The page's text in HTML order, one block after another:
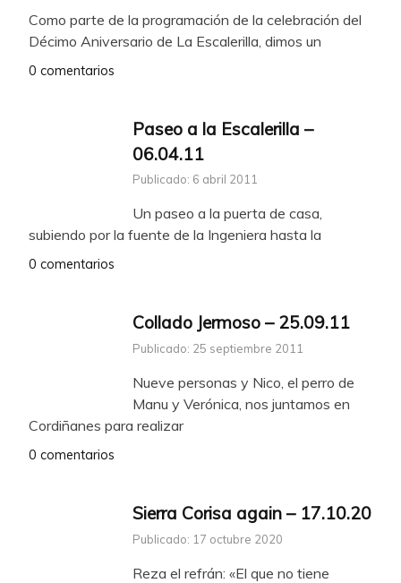
Como parte de la programación de la celebración del
Décimo Aniversario de La Escalerilla, dimos un
0 comentarios
Paseo a la Escalerilla –
06.04.11
Publicado: 6 abril 2011
Un paseo a la puerta de casa,
subiendo por la fuente de la Ingeniera hasta la
0 comentarios
Collado Jermoso – 25.09.11
Publicado: 25 septiembre 2011
Nueve personas y Nico, el perro de
Manu y Verónica, nos juntamos en
Cordiñanes para realizar
0 comentarios
Sierra Corisa again – 17.10.20
Publicado: 17 octubre 2020
Reza el refrán: «El que no tiene